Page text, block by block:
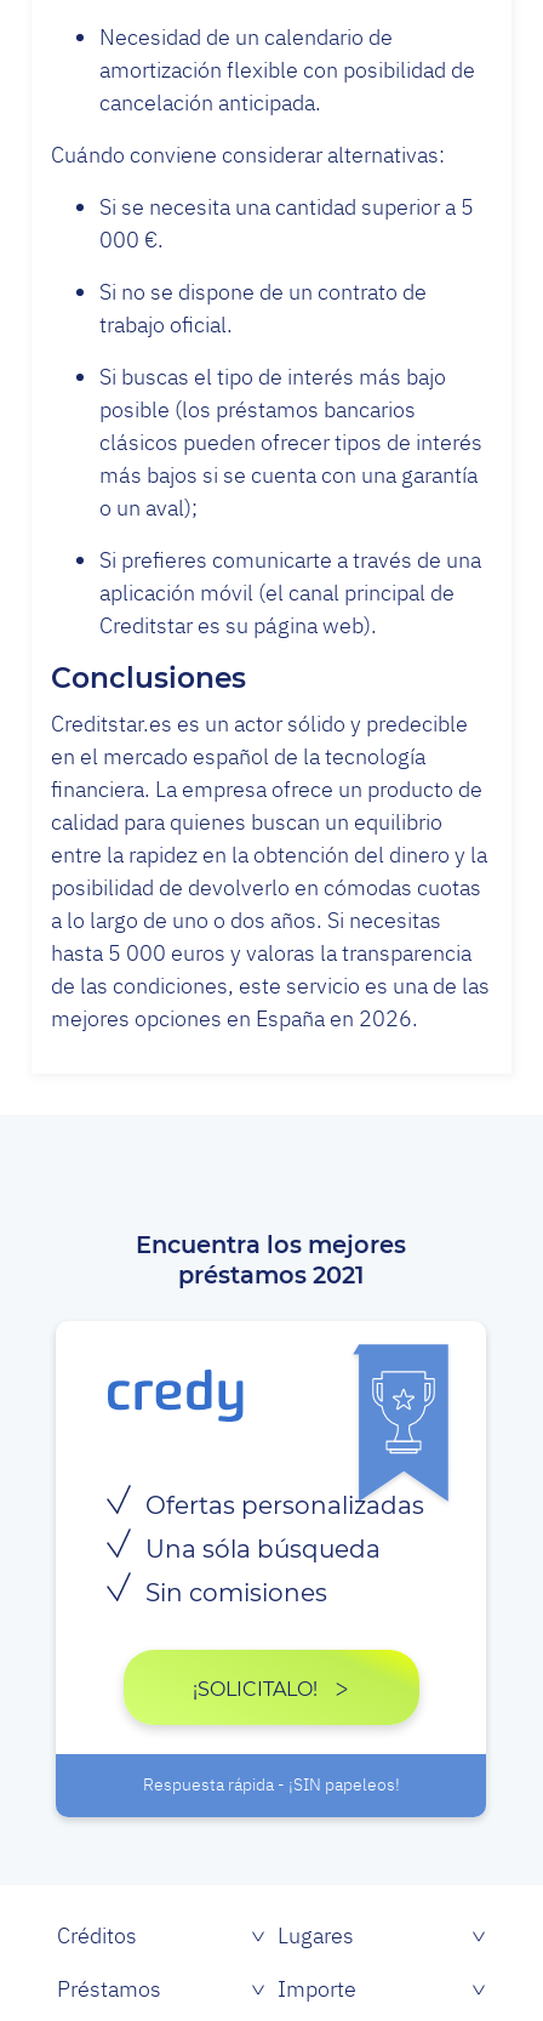
Necesidad de un calendario de
amortización flexible con posibilidad de
cancelación anticipada.
Cuándo conviene considerar alternativas:
Si se necesita una cantidad superior a 5
000 €.
Si no se dispone de un contrato de
trabajo oficial.
Si buscas el tipo de interés más bajo
posible (los préstamos bancarios
clásicos pueden ofrecer tipos de interés
más bajos si se cuenta con una garantía
o un aval);
Si prefieres comunicarte a través de una
aplicación móvil (el canal principal de
Creditstar es su página web).
Conclusiones
Creditstar.es es un actor sólido y predecible
en el mercado español de la tecnología
financiera. La empresa ofrece un producto de
calidad para quienes buscan un equilibrio
entre la rapidez en la obtención del dinero y la
posibilidad de devolverlo en cómodas cuotas
a lo largo de uno o dos años. Si necesitas
hasta 5 000 euros y valoras la transparencia
de las condiciones, este servicio es una de las
mejores opciones en España en 2026.
Encuentra los mejores
préstamos 2021
Ofertas personalizadas
Una sóla búsqueda
Sin comisiones
¡SOLICITALO!
Respuesta rápida - ¡SIN papeleos!
Créditos
Lugares
Préstamos
Importe